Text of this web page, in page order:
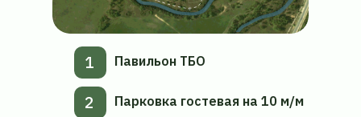
8
2 Парковка гостевая на 10 м/м
1 Павильон ТБО